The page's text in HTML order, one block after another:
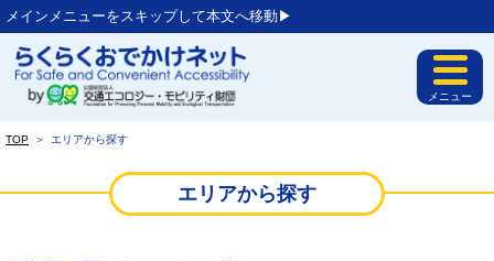
メインメニューをスキップして本文へ移動▶︎
メニュー
TOP ＞ エリアから探す
エリアから探す